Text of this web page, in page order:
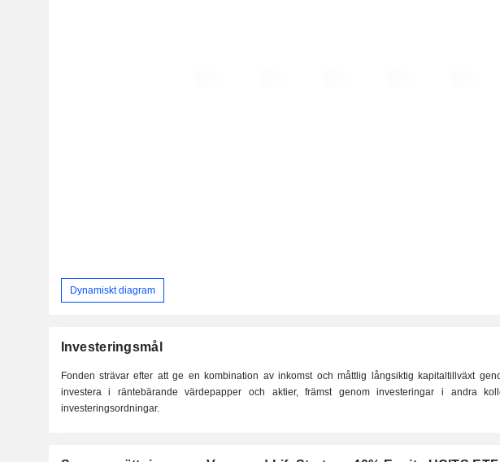
Dynamiskt diagram
Investeringsmål
Fonden strävar efter att ge en kombination av inkomst och måttlig långsiktig kapitaltillväxt
investera i räntebärande värdepapper och aktier, främst genom investeringar i andra
investeringsordningar.